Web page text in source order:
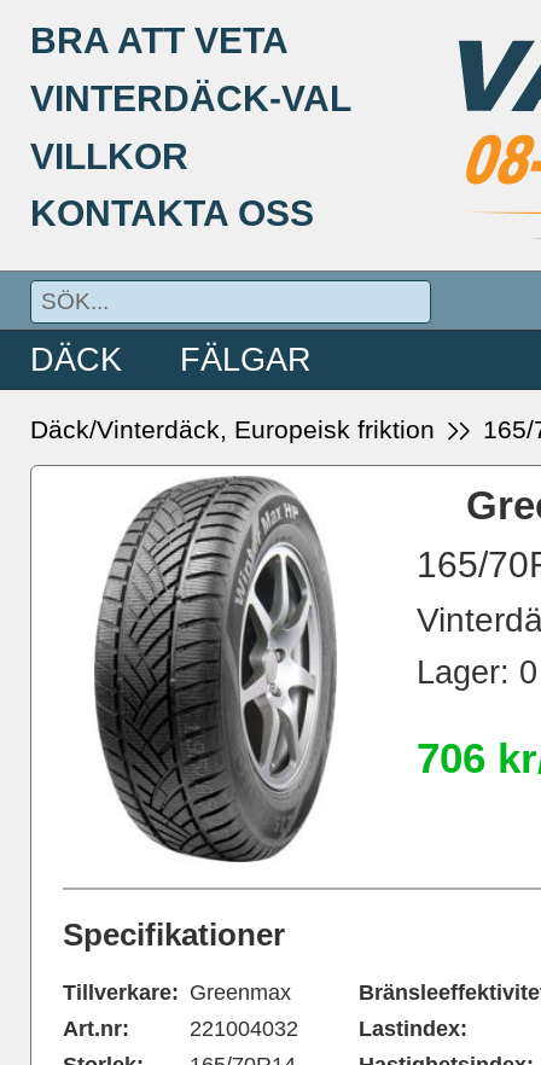
BRA ATT VETA
VINTERDÄCK-VAL
VILLKOR
KONTAKTA OSS
DÄCK FÄLGAR
Däck/Vinterdäck, Europeisk friktion 165/
165/
Lager: 0
706
Specifikationer
Tillverkare:
Art.nr:
Greenmax
221004032
Lastindex: